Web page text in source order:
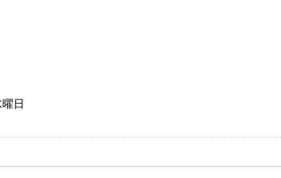
日